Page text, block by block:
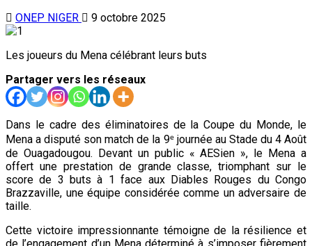
de Ouagadougou. Devant un public « AESien », le Mena a
offert une prestation de grande classe, triomphant sur le
Brazzaville, une équipe considérée comme un adversaire de
taille.
Cette victoire impressionnante témoigne de la résilience et
de l’engagement d’un Mena déterminé à s’imposer fièrement
dans le concert des nations.
Dès le coup d’envoi, l’équipe du Niger n’a pas caché ses
intentions. Poussés par leur public, les joueurs ont déployé
une énergie remarquable dans un jeu collectif bien huilé,
occupant tous les espaces avec un schéma tactique qui
impose le respect. Coup sur coup, le Mena inscrit 3 buts, au
Victorien Adebayor et Daniel Sossah sont les principaux
artisans de cette victoire éclatante. Après la victoire